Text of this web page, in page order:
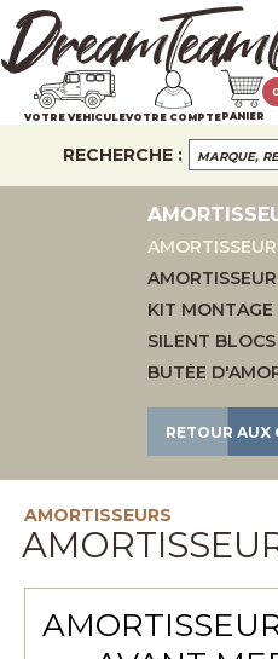
VOTRE VEHICULEVOTRE COMPTEPANIER
0
RECHERCHE :
KIT MONTAGE
SILENT BLOCS
BUTÉE
RETOUR AUX
AMORTISSEURS